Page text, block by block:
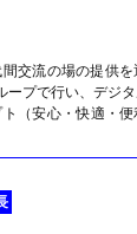
交流の場の提供
プで行い、デジ
（安心・快適・